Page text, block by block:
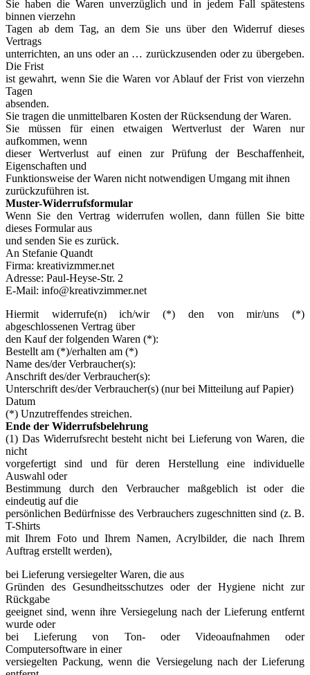
Sie haben die Waren unverzüglich und in jedem Fall spätestens
binnen vierzehn
Tagen ab dem Tag, an dem Sie uns über den Widerruf dieses
Vertrags
unterrichten, an uns oder an … zurückzusenden oder zu übergeben.
Die Frist
ist gewahrt, wenn Sie die Waren vor Ablauf der Frist von vierzehn
Tagen
absenden.
Sie tragen die unmittelbaren Kosten der Rücksendung der Waren.
Sie müssen für einen etwaigen Wertverlust der Waren nur
aufkommen, wenn
dieser Wertverlust auf einen zur Prüfung der Beschaffenheit,
Eigenschaften und
Funktionsweise der Waren nicht notwendigen Umgang mit ihnen
zurückzuführen ist.
Muster-Widerrufsformular
Wenn Sie den Vertrag widerrufen wollen, dann füllen Sie bitte
dieses Formular aus
und senden Sie es zurück.
An Stefanie Quandt
Firma: kreativizmmer.net
Adresse: Paul-Heyse-Str. 2
E-Mail: info@kreativzimmer.net
Hiermit widerrufe(n) ich/wir (*) den von mir/uns (*)
abgeschlossenen Vertrag über
den Kauf der folgenden Waren (*):
Bestellt am (*)/erhalten am (*)
Name des/der Verbraucher(s):
Anschrift des/der Verbraucher(s):
Unterschrift des/der Verbraucher(s) (nur bei Mitteilung auf Papier)
Datum
(*) Unzutreffendes streichen.
Ende der Widerrufsbelehrung
(1) Das Widerrufsrecht besteht nicht bei Lieferung von Waren, die
nicht
vorgefertigt sind und für deren Herstellung eine individuelle
Auswahl oder
Bestimmung durch den Verbraucher maßgeblich ist oder die
eindeutig auf die
persönlichen Bedürfnisse des Verbrauchers zugeschnitten sind (z. B.
T-Shirts
mit Ihrem Foto und Ihrem Namen, Acrylbilder, die nach Ihrem
Auftrag erstellt werden),
bei Lieferung versiegelter Waren, die aus
Gründen des Gesundheitsschutzes oder der Hygiene nicht zur
Rückgabe
geeignet sind, wenn ihre Versiegelung nach der Lieferung entfernt
wurde oder
bei Lieferung von Ton- oder Videoaufnahmen oder
Computersoftware in einer
versiegelten Packung, wenn die Versiegelung nach der Lieferung